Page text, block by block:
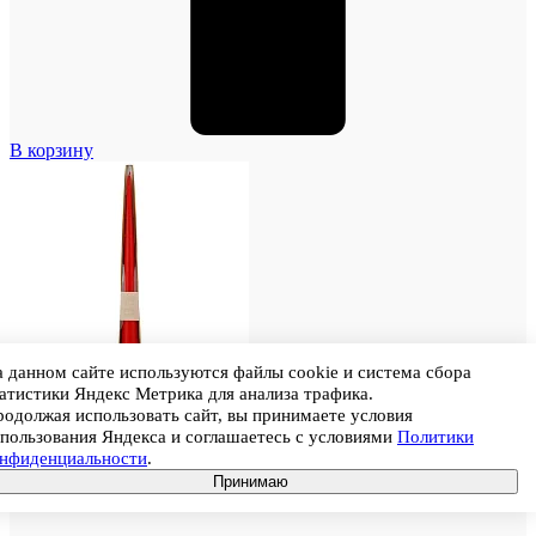
В корзину
данном сайте используются файлы cookie и система сбора
Яндекс Метрика для анализа трафика.
использовать сайт, вы принимаете условия
Яндекса и соглашаетесь с условиями Политики
.
Принимаю